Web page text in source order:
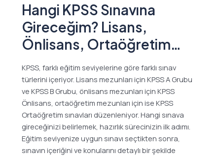
Hangi KPSS Sınavına
Gireceğim? Lisans,
Önlisans, Ortaöğretim…
KPSS, farklı eğitim seviyelerine göre farklı sınav
türlerini içeriyor. Lisans mezunları için KPSS A Grubu
ve KPSS B Grubu, önlisans mezunları için KPSS
Önlisans, ortaöğretim mezunları için ise KPSS
Ortaöğretim sınavları düzenleniyor. Hangi sınava
gireceğinizi belirlemek, hazırlık sürecinizin ilk adımı.
Eğitim seviyenize uygun sınavı seçtikten sonra,
sınavın içeriğini ve konularını detaylı bir şekilde